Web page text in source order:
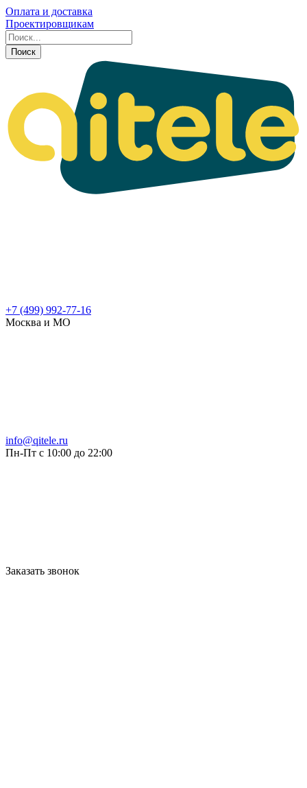
Оплата и доставка
Проектировщикам
Поиск
+7 (499) 992-77-16
Москва и МО
info@qitele.ru
Пн-Пт с 10:00 до 22:00
Заказать звонок